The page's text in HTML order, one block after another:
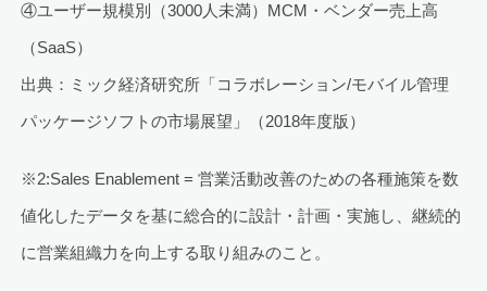
④ユーザー規模別（3000人未満）MCM・ベンダー売上高
（SaaS）
出典：ミック経済研究所「コラボレーション/モバイル管理
パッケージソフトの市場展望」（2018年度版）
※2:Sales Enablement = 営業活動改善のための各種施策を数
値化したデータを基に総合的に設計・計画・実施し、継続的
に営業組織力を向上する取り組みのこと。